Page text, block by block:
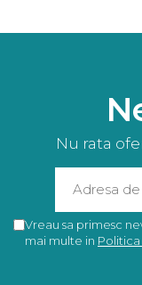
Nu rata
Vreau sa primesc
mai multe in